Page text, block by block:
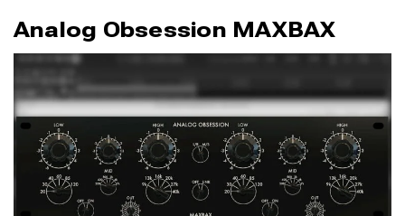
Analog Obsession MAXBAX